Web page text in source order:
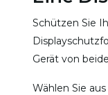
Schützen Sie
Gerät von
Wählen Sie